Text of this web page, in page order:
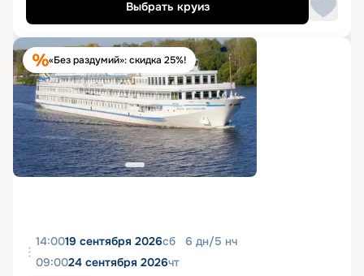
Выбрать круиз
«Без раздумий»: скидка 25%!
14:0019 сентября 2026сб 6 дн/5 нч
09:0024 сентября 2026чт